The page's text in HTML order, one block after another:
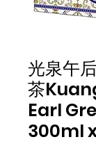
光泉午
茶
Earl
300ml